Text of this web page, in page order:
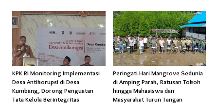
KPK RI Monitoring Implementasi
Desa Antikorupsi di Desa
Kumbang, Dorong Penguatan
Tata Kelola Berintegritas
Peringati Hari Mangrove Sedunia
di Amping Parak, Ratusan Tokoh
hingga Mahasiswa dan
Masyarakat Turun Tangan